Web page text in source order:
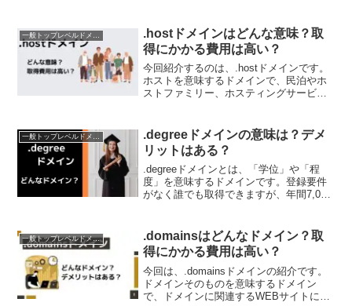
クしてください。.hockeyドメインにつ...
.hostドメインはどんな意味？取
得にかかる費用は高い？
今回紹介するのは、.hostドメインです。
ホストを意味するドメインで、民泊やホ
ストファミリー、ホスティングサービス
ックしてください。.hostドメインについ
て....
一般トップレベルドメイン（gTLD）
.degreeドメインの意味は？デメ
リットはある？
.degreeドメインとは、「学位」や「程
度」を意味するドメインです。登録要件
がなく誰でも取得できますが、年間7,000
れている方は、ぜひチェックしてくださ
い。...
一般トップレベルドメイン（gTLD）
.domainsはどんなドメイン？取
得にかかる費用は高い？
今回は、.domainsドメインの紹介です。
ドメインそのものを意味するドメイン
で、ドメインに関連するWEBサイトに最